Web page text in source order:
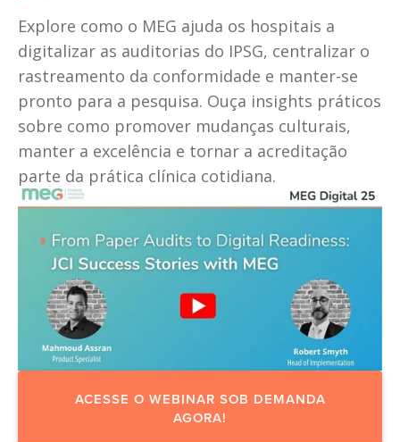
Explore como o MEG ajuda os hospitais a
digitalizar as auditorias do IPSG, centralizar o
rastreamento da conformidade e manter-se
pronto para a pesquisa. Ouça insights práticos
sobre como promover mudanças culturais,
manter a excelência e tornar a acreditação
parte da prática clínica cotidiana.
ACESSE O WEBINAR SOB DEMANDA
AGORA!